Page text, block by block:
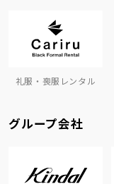
礼服・喪服レンタル
グループ会社